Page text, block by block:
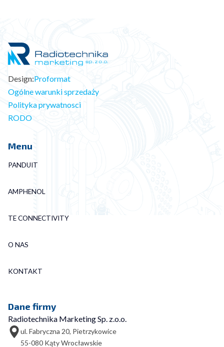
Design:Proformat
Ogólne warunki sprzedaży
Polityka prywatnosci
RODO
Menu
PANDUIT
AMPHENOL
TE CONNECTIVITY
O NAS
KONTAKT
Dane firmy
Radiotechnika Marketing Sp. z.o.o.
ul. Fabryczna 20, Pietrzykowice
55-080 Kąty Wrocławskie